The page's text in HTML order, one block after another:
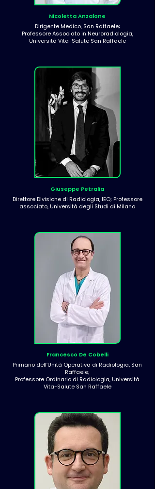
Nicoletta Anzalone
Dirigente Medico, San Raffaele;
Professore Associato in Neuroradiologia,
Università Vita-Salute San Raffaele
Giuseppe Petralia
Direttore Divisione di Radiologia, IEO; Professore
associato, Università degli Studi di Milano
Francesco De Cobelli
Primario dell’Unità Operativa di Radiologia, San
Raffaele;
Professore Ordinario di Radiologia, Università
Vita-Salute San Raffaele